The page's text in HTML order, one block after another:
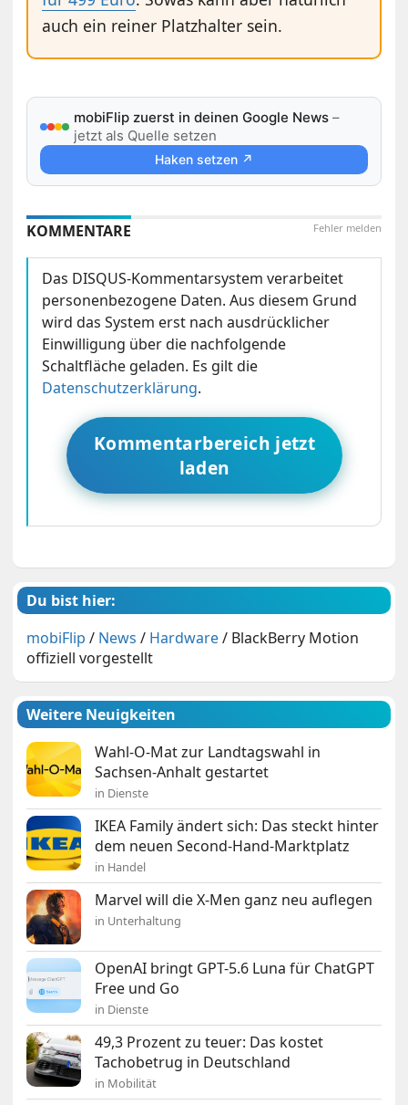
auch ein reiner Platzhalter sein.
mobiFlip zuerst in deinen Google News –
jetzt als Quelle setzen
Haken setzen ↗
Fehler melden
KOMMENTARE
Das DISQUS-Kommentarsystem verarbeitet
personenbezogene Daten. Aus diesem Grund
wird das System erst nach ausdrücklicher
Einwilligung über die nachfolgende
Schaltfläche geladen. Es gilt die
Datenschutzerklärung.
Kommentarbereich jetzt
laden
Du bist hier:
mobiFlip / News / Hardware/ BlackBerry Motion
offiziell vorgestellt
Weitere Neuigkeiten
Wahl-O-Mat zur Landtagswahl in
Sachsen-Anhalt gestartet
in Dienste
IKEA Family ändert sich: Das steckt hinter
dem neuen Second-Hand-Marktplatz
in Handel
Marvel will die X-Men ganz neu auflegen
in Unterhaltung
OpenAI bringt GPT-5.6 Luna für ChatGPT
Free und Go
in Dienste
49,3 Prozent zu teuer: Das kostet
Tachobetrug in Deutschland
in Mobilität